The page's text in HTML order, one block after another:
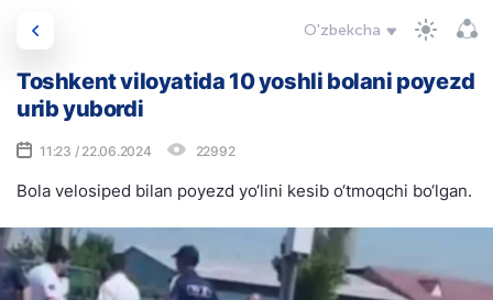
O'zbekcha
Toshkent viloyatida 10 yoshli bolani poyezd
urib yubordi
11:23 / 22.06.2024 22992
Bola velosiped bilan poyezd yo‘lini kesib o‘tmoqchi bo‘lgan.